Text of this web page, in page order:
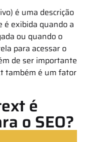
é uma descrição
exibida quando a
ou quando o
para acessar o
de ser importante
também é um fator
é
o SEO?